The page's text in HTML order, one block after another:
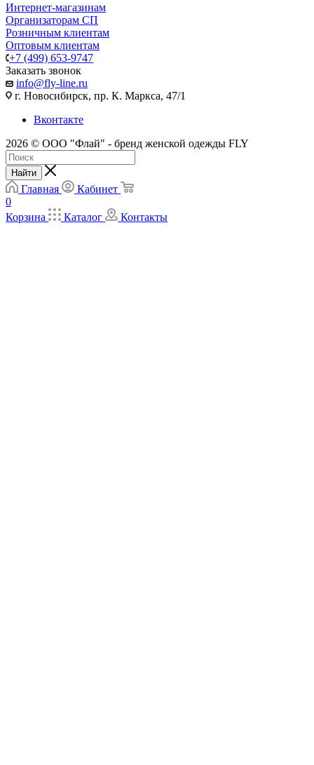
Интернет-магазинам
Организаторам СП
Розничным клиентам
Оптовым клиентам
+7 (499) 653-9747
Заказать звонок
info@fly-line.ru
г. Новосибирск, пр. К. Маркса, 47/1
Вконтакте
2026 © ООО "Флай" - бренд женской одежды FLY
Найти
Главная
Кабинет
0
Корзина
Каталог Контакты